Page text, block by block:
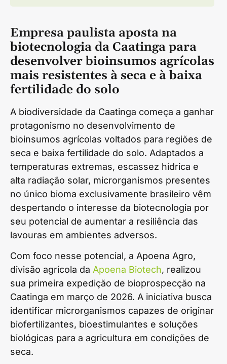
Empresa paulista aposta na
biotecnologia da Caatinga para
desenvolver bioinsumos agrícolas
mais resistentes à seca e à baixa
fertilidade do solo
A biodiversidade da Caatinga começa a ganhar
protagonismo no desenvolvimento de
bioinsumos agrícolas voltados para regiões de
seca e baixa fertilidade do solo. Adaptados a
temperaturas extremas, escassez hídrica e
alta radiação solar, microrganismos presentes
no único bioma exclusivamente brasileiro vêm
despertando o interesse da biotecnologia por
seu potencial de aumentar a resiliência das
lavouras em ambientes adversos.
Com foco nesse potencial, a Apoena Agro,
divisão agrícola da Apoena Biotech, realizou
sua primeira expedição de bioprospecção na
Caatinga em março de 2026. A iniciativa busca
identificar microrganismos capazes de originar
biofertilizantes, bioestimulantes e soluções
biológicas para a agricultura em condições de
seca.